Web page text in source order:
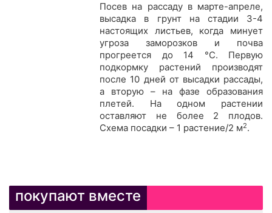
Посев на рассаду в марте-апреле,
высадка в грунт на стадии 3-4
настоящих листьев, когда минует
угроза заморозков и почва
прогреется до 14 °C. Первую
подкормку растений производят
после 10 дней от высадки рассады,
а вторую – на фазе образования
плетей. На одном растении
оставляют не более 2 плодов.
Схема посадки – 1 растение/2 м2.
покупают вместе